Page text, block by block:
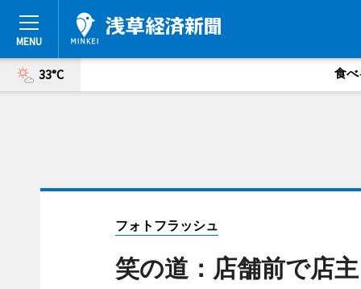
33°C 食べ
フォトフラッシュ
笑の道：店舗前で店